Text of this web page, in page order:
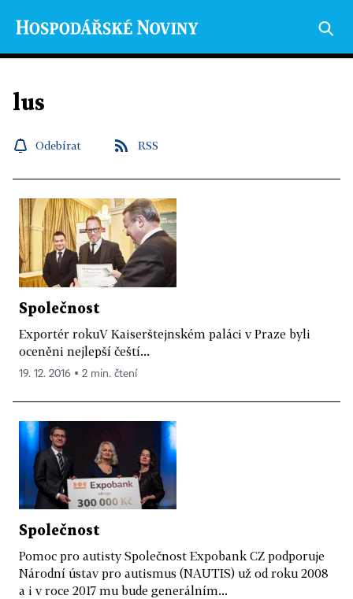
lus
Odebírat RSS
Společnost
Exportér rokuV Kaiserštejnském paláci v Praze byli
oceněni nejlepší čeští...
19. 12. 2016 ▪ 2 min. čtení
Společnost
Pomoc pro autisty Společnost Expobank CZ podporuje
Národní ústav pro autismus (NAUTIS) už od roku 2008
a i v roce 2017 mu bude generálním...